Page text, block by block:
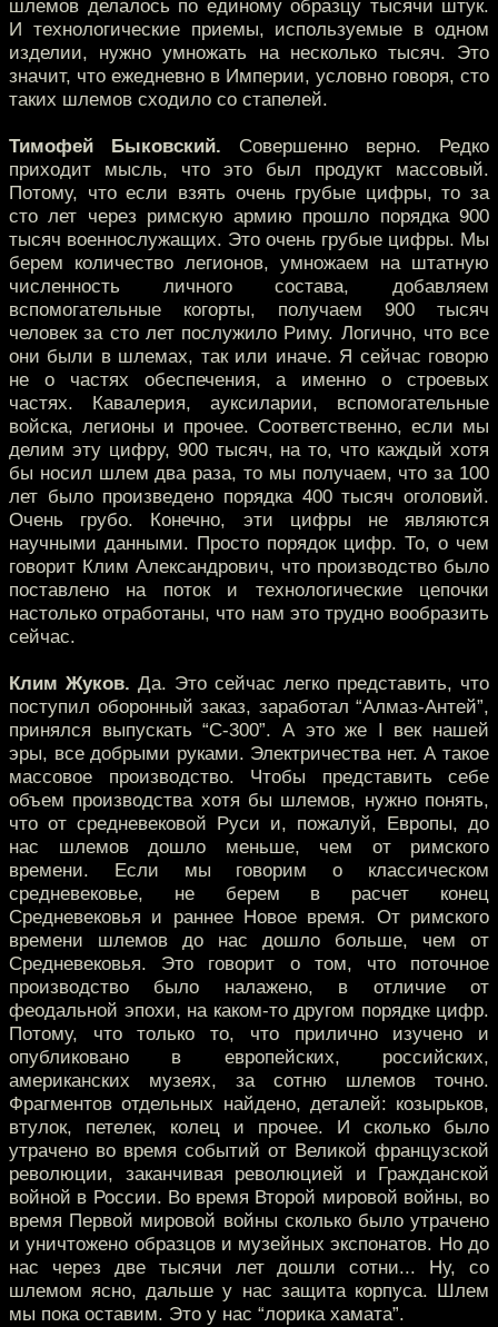
шлемов делалось по единому образцу тысячи штук.
И технологические приемы, используемые в одном
изделии, нужно умножать на несколько тысяч. Это
значит, что ежедневно в Империи, условно говоря, сто
таких шлемов сходило со стапелей.
Тимофей Быковский. Совершенно верно. Редко
приходит мысль, что это был продукт массовый.
Потому, что если взять очень грубые цифры, то за
сто лет через римскую армию прошло порядка 900
тысяч военнослужащих. Это очень грубые цифры. Мы
берем количество легионов, умножаем на штатную
численность личного состава, добавляем
вспомогательные когорты, получаем 900 тысяч
человек за сто лет послужило Риму. Логично, что все
они были в шлемах, так или иначе. Я сейчас говорю
не о частях обеспечения, а именно о строевых
частях. Кавалерия, ауксиларии, вспомогательные
войска, легионы и прочее. Соответственно, если мы
делим эту цифру, 900 тысяч, на то, что каждый хотя
бы носил шлем два раза, то мы получаем, что за 100
лет было произведено порядка 400 тысяч оголовий.
Очень грубо. Конечно, эти цифры не являются
научными данными. Просто порядок цифр. То, о чем
говорит Клим Александрович, что производство было
поставлено на поток и технологические цепочки
настолько отработаны, что нам это трудно вообразить
сейчас.
Клим Жуков. Да. Это сейчас легко представить, что
поступил оборонный заказ, заработал “Алмаз-Антей”,
принялся выпускать “С-300”. А это же I век нашей
эры, все добрыми руками. Электричества нет. А такое
массовое производство. Чтобы представить себе
объем производства хотя бы шлемов, нужно понять,
что от средневековой Руси и, пожалуй, Европы, до
нас шлемов дошло меньше, чем от римского
времени. Если мы говорим о классическом
средневековье, не берем в расчет конец
Средневековья и раннее Новое время. От римского
времени шлемов до нас дошло больше, чем от
Средневековья. Это говорит о том, что поточное
производство было налажено, в отличие от
феодальной эпохи, на каком-то другом порядке цифр.
Потому, что только то, что прилично изучено и
опубликовано в европейских, российских,
американских музеях, за сотню шлемов точно.
Фрагментов отдельных найдено, деталей: козырьков,
втулок, петелек, колец и прочее. И сколько было
утрачено во время событий от Великой французской
революции, заканчивая революцией и Гражданской
войной в России. Во время Второй мировой войны, во
время Первой мировой войны сколько было утрачено
и уничтожено образцов и музейных экспонатов. Но до
нас через две тысячи лет дошли сотни... Ну, со
шлемом ясно, дальше у нас защита корпуса. Шлем
мы пока оставим. Это у нас “лорика хамата”.